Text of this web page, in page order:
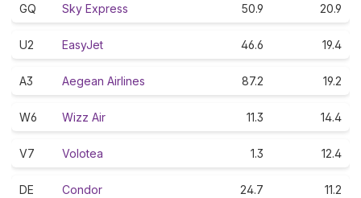
GQ Sky Express 50.9 20.9
U2 EasyJet 46.6 19.4
A3 Aegean Airlines 87.2 19.2
W6 Wizz Air 11.3 14.4
V7 Volotea 1.3 12.4
DE Condor 24.7 11.2